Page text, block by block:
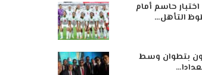
حاسم أمام
التأهل…
بتطوان وسط